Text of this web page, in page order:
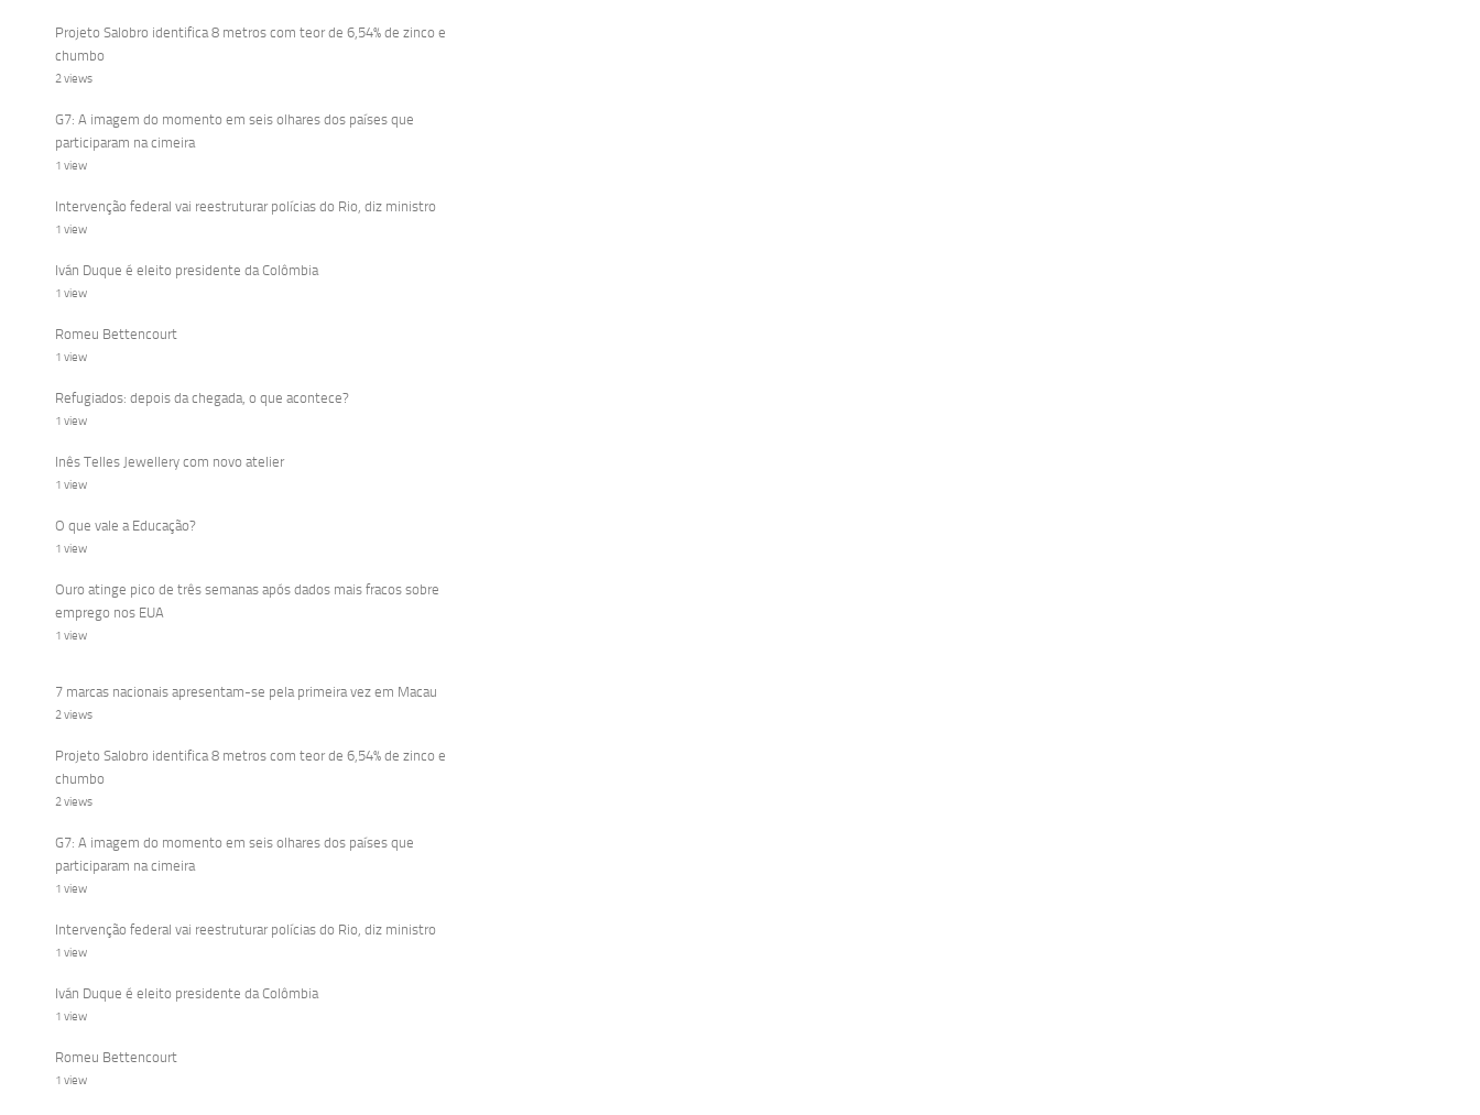
Projeto Salobro identifica 8 metros com teor de 6,54% de zinco e
chumbo
2 views
G7: A imagem do momento em seis olhares dos países que
participaram na cimeira
1 view
Intervenção federal vai reestruturar polícias do Rio, diz ministro
1 view
Iván Duque é eleito presidente da Colômbia
1 view
Romeu Bettencourt
1 view
Refugiados: depois da chegada, o que acontece?
1 view
Inês Telles Jewellery com novo atelier
1 view
O que vale a Educação?
1 view
Ouro atinge pico de três semanas após dados mais fracos sobre
emprego nos EUA
1 view
7 marcas nacionais apresentam-se pela primeira vez em Macau
2 views
Projeto Salobro identifica 8 metros com teor de 6,54% de zinco e
chumbo
2 views
G7: A imagem do momento em seis olhares dos países que
participaram na cimeira
1 view
Intervenção federal vai reestruturar polícias do Rio, diz ministro
1 view
Iván Duque é eleito presidente da Colômbia
1 view
Romeu Bettencourt
1 view